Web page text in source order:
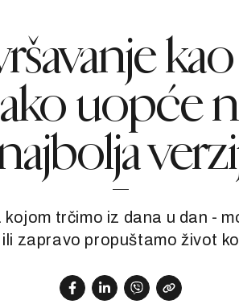
uopće
trčimo iz dana u dan -
zapravo propuštamo život